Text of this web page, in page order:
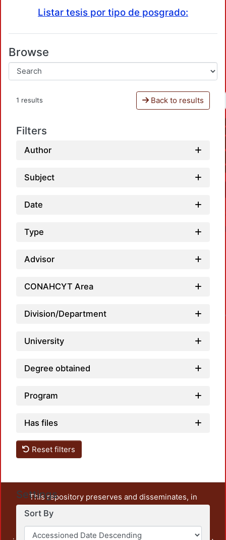
Listar tesis por tipo de posgrado:
Browse
1 results Back to results
Filters
Author
Subject
Date
Type
Advisor
CONAHCYT Area
Division/Department
University
Degree obtained
Program
Has files
Reset filters
Settings
Sort By
This repository preserves and disseminates, in
unrestricted open access, the teaching and research
output of UAM Azcapotzalco. It also includes some
administrative and graphic documents from the